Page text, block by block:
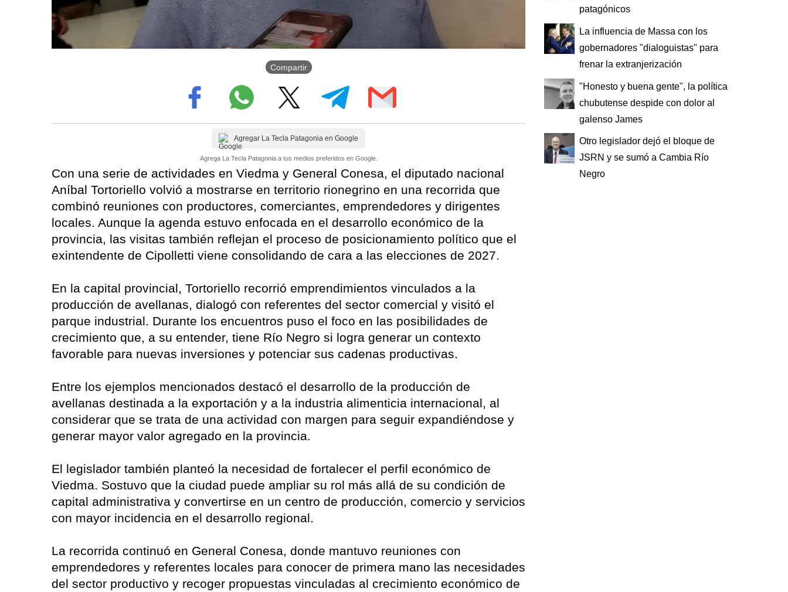
Compartir
Agregar La Tecla Patagonia en Google
Agrega La Tecla Patagonia a tus medios preferidos en Google.
Con una serie de actividades en Viedma y General Conesa, el diputado nacional
Aníbal Tortoriello volvió a mostrarse en territorio rionegrino en una recorrida que
combinó reuniones con productores, comerciantes, emprendedores y dirigentes
locales. Aunque la agenda estuvo enfocada en el desarrollo económico de la
provincia, las visitas también reflejan el proceso de posicionamiento político que el
exintendente de Cipolletti viene consolidando de cara a las elecciones de 2027.
En la capital provincial, Tortoriello recorrió emprendimientos vinculados a la
producción de avellanas, dialogó con referentes del sector comercial y visitó el
parque industrial. Durante los encuentros puso el foco en las posibilidades de
crecimiento que, a su entender, tiene Río Negro si logra generar un contexto
favorable para nuevas inversiones y potenciar sus cadenas productivas.
Entre los ejemplos mencionados destacó el desarrollo de la producción de
avellanas destinada a la exportación y a la industria alimenticia internacional, al
considerar que se trata de una actividad con margen para seguir expandiéndose y
generar mayor valor agregado en la provincia.
El legislador también planteó la necesidad de fortalecer el perfil económico de
Viedma. Sostuvo que la ciudad puede ampliar su rol más allá de su condición de
capital administrativa y convertirse en un centro de producción, comercio y servicios
con mayor incidencia en el desarrollo regional.
La recorrida continuó en General Conesa, donde mantuvo reuniones con
emprendedores y referentes locales para conocer de primera mano las necesidades
del sector productivo y recoger propuestas vinculadas al crecimiento económico de
patagónicos
La influencia de Massa con los
gobernadores "dialoguistas" para
frenar la extranjerización
"Honesto y buena gente", la política
chubutense despide con dolor al
galenso James
Otro legislador dejó el bloque de
JSRN y se sumó a Cambia Río
Negro